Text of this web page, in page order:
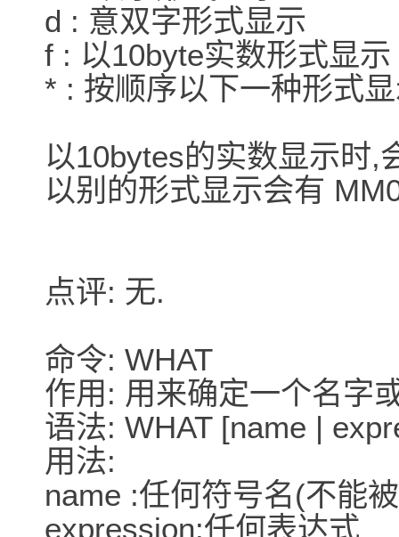
d : 意双字形式显示
f : 以10byte实数形式显示
* : 按顺序以下一种形式
以10bytes的实数显示时,
以别的形式显示会有
点评: 无.
命令: WHAT
作用: 用来确定一个名字
语法: WHAT [name |
用法:
name :任何符号名(不能
expression:任何表达式